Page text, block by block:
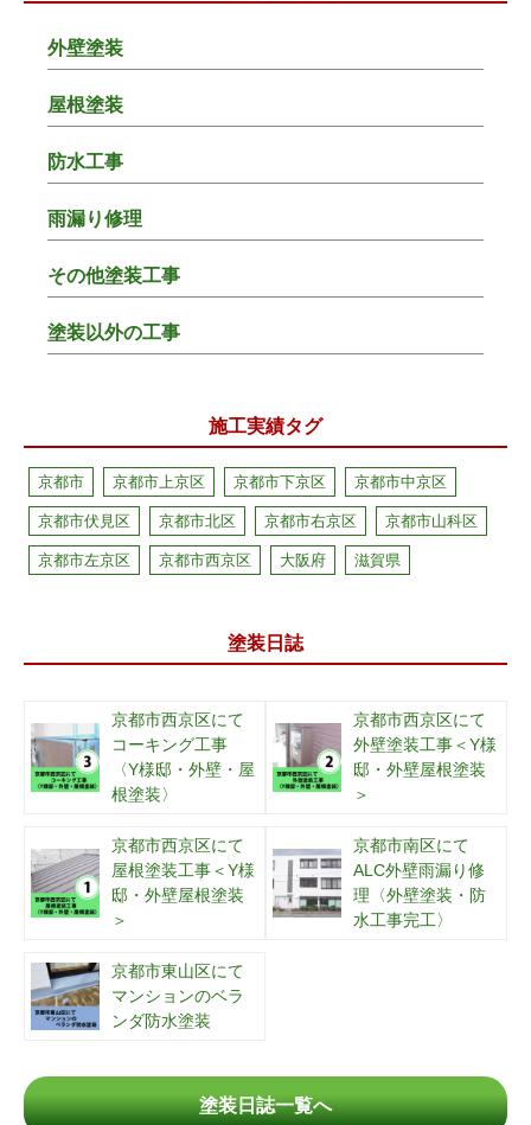
外壁塗装
屋根塗装
防水工事
雨漏り修理
その他塗装工事
塗装以外の工事
施工実績タグ
京都市 京都市上京区 京都市下京区 京都市中京区
京都市伏見区 京都市北区 京都市右京区 京都市山科区
京都市左京区 京都市西京区 大阪府 滋賀県
塗装日誌
京都市西京区にて
コーキング工事
〈Y様邸・外壁・屋
根塗装〉
京都市西京区にて
外壁塗装工事＜Y様
邸・外壁屋根塗装
＞
京都市西京区にて
屋根塗装工事＜Y様
邸・外壁屋根塗装
＞
京都市南区にて
ALC外壁雨漏り修
理〈外壁塗装・防
水工事完工〉
京都市東山区にて
マンションのベラ
ンダ防水塗装
塗装日誌一覧へ